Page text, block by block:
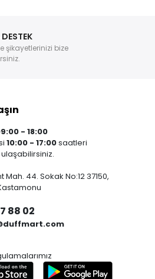
şikayetlerinizi bize
- 18:00
10:00 - 17:00saatleri
Mah. 44. Sokak No:12 37150,
88 02